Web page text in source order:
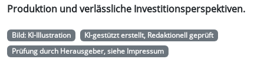
Produktion und verlässliche Investitionsperspektiven.
Bild: KI-Illustration
KI-gestützt erstellt, Redaktionell geprüft
Prüfung durch Herausgeber, siehe Impressum